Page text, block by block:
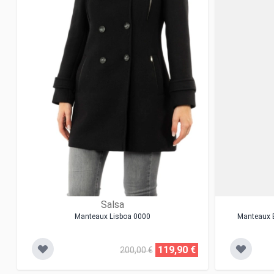
Salsa
Manteaux Lisboa 0000
200,00 € 119,90 €
Manteaux